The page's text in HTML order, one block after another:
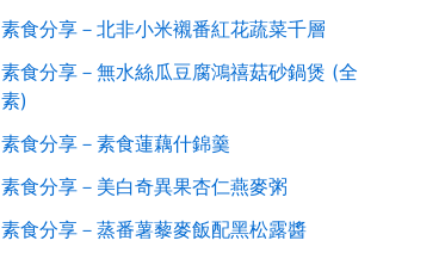
素食分享－北非小米襯番紅花蔬菜千層
素食分享－無水絲瓜豆腐鴻禧菇砂鍋煲 (全
素)
素食分享－素食蓮藕什錦羹
素食分享－美白奇異果杏仁燕麥粥
素食分享－蒸番薯藜麥飯配黑松露醬